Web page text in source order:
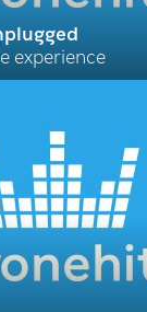
experience